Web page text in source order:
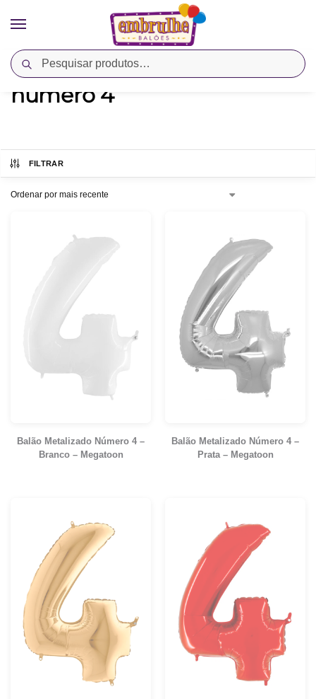
Pesquisar
Início Produtos marcados com a tag “numero 4”
numero 4
FILTRAR
Balão Metalizado Número 4 –
Branco – Megatoon
Balão Metalizado Número 4 –
Prata – Megatoon